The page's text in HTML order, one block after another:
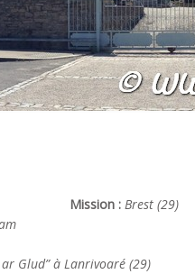
Mission : Brest (29)
ar Glud” à Lanrivoaré (29)